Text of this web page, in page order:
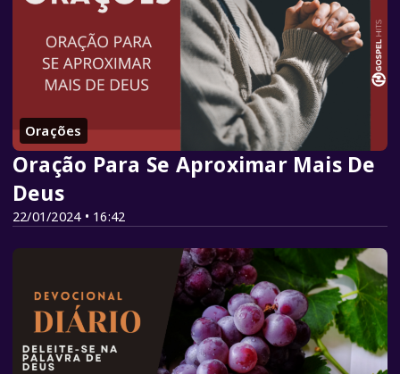
Orações
22/01/2024 • 16:42
Oração Para Se Aproximar Mais De
Deus